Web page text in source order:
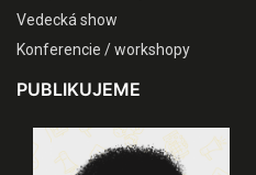
Vedecká show
Konferencie / workshopy
PUBLIKUJEME